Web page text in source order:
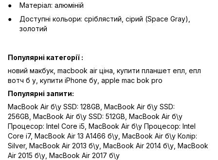
Матеріал: алюміній
Доступні кольори: сріблястий, сірий (Space Gray),
золотий
Популярні категорії :
новий макбук, macbook air ціна, купити планшет епл, епл
вотч б у, купити iPhone бу, apple mac bok pro
Популярні запити:
MacBook Air б\у SSD: 128GB MacBook Air б\у SSD:
256GB MacBook Air б\у SSD: 512GB MacBook Air б\у
Процесор: Intel Core i5 MacBook Air б\у Процесор: Intel
Core i7, MacBook Air 13 A1466 б\у MacBook Air б\у Колір:
Silver, MacBook Air 2013 б\у MacBook Air 2014 б\у MacBook
Air 2015 б\у MacBook Air 2017 б\у